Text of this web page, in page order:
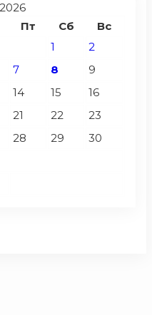
Пт Сб Вс
1
2
7 8
9
14 15
16
21 22
23
28 29
30